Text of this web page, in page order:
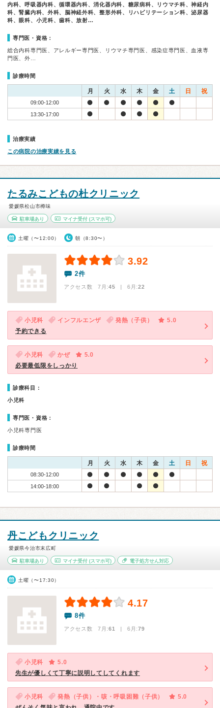
内科、呼吸器内科、循環器内科、消化器内科、糖尿病科、リウマチ科、神経内
科、腎臓内科、外科、脳神経外科、整形外科、リハビリテーション科、泌尿器
科、眼科、小児科、歯科、放射…
専門医・資格：
総合内科専門医、アレルギー専門医、リウマチ専門医、感染症専門医、血液専
門医、外…
診療時間
月 火 水 木 金 土 日 祝
09:00-12:00
13:30-17:00
治療実績
この病院の治療実績を見る
たるみこどもの杜クリニック
愛媛県松山市樽味
駐車場あり マイナ受付(スマホ可)
土曜（〜12:00） 朝（8:30〜）
3.92
2件
アクセス数 7月:45 | 6月:22
小児科 インフルエンザ 発熱（子供）
5.0
予約できる
小児科 かぜ
5.0
必要最低限をしっかり
診療科目：
小児科
専門医・資格：
小児科専門医
診療時間
月 火 水 木 金 土 日 祝
08:30-12:00
14:00-18:00
丹こどもクリニック
愛媛県今治市末広町
駐車場あり マイナ受付(スマホ可) 電子処方せん対応
土曜（〜17:30）
4.17
8件
アクセス数 7月:61 | 6月:79
小児科
5.0
先生が優しくて丁寧に説明してしてくれます
小児科 発熱（子供）・咳・呼吸困難（子供）
5.0